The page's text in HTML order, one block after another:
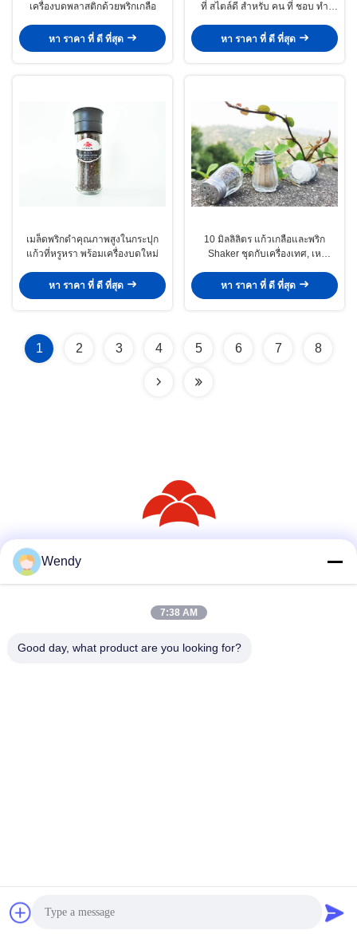
เครื่องบดพลาสติกด้วยพริกเกลือ
หา ราคา ที่ ดี ที่สุด
ที่ สไตล์ดี สําหรับ คน ที่ ชอบ ทํา
หา ราคา ที่ ดี ที่สุด
เมล็ดพริกดําคุณภาพสูงในกระปุก
แก้วที่หรูหรา พร้อมเครื่องบดใหม่
หา ราคา ที่ ดี ที่สุด
10 มิลลิลิตร แก้วเกลือและพริก
Shaker ชุดกับเครื่องเทศ, เห
หา ราคา ที่ ดี ที่สุด
1 2 3 4 5 6 7 8
2026 KAIRUN CO.,LIMITED สิทธิทั้งหมดถูกเก็บไว้
Wendy
7:38 AM
Good day, what product are you looking for?